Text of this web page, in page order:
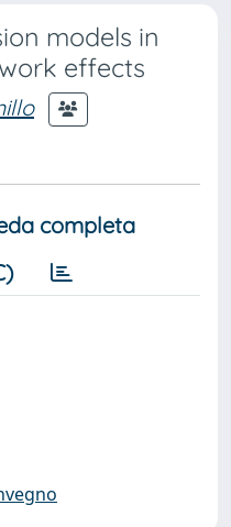
models in
effects
completa